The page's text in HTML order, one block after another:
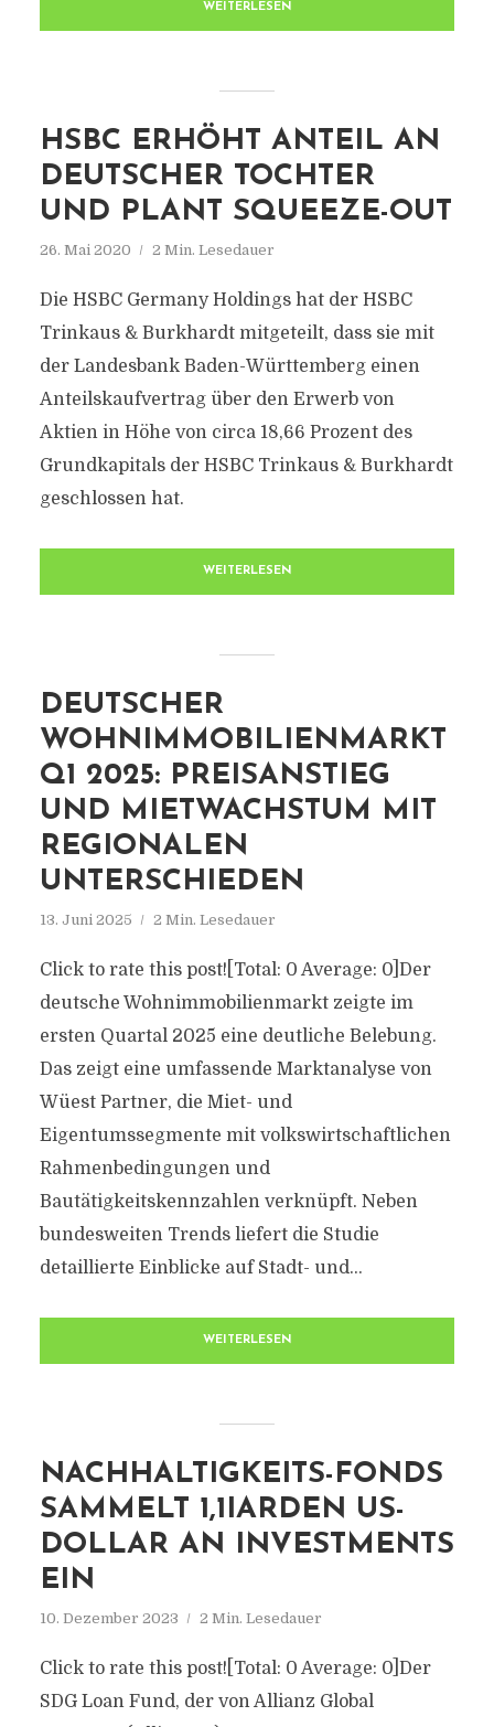
WEITERLESEN
HSBC ERHÖHT ANTEIL AN
DEUTSCHER TOCHTER
UND PLANT SQUEEZE-OUT
26. Mai 2020 2 Min. Lesedauer
Die HSBC Germany Holdings hat der HSBC
Trinkaus & Burkhardt mitgeteilt, dass sie mit
der Landesbank Baden-Württemberg einen
Anteilskaufvertrag über den Erwerb von
Aktien in Höhe von circa 18,66 Prozent des
Grundkapitals der HSBC Trinkaus & Burkhardt
geschlossen hat.
WEITERLESEN
DEUTSCHER
WOHNIMMOBILIENMARKT
Q1 2025: PREISANSTIEG
UND MIETWACHSTUM MIT
REGIONALEN
UNTERSCHIEDEN
13. Juni 2025 2 Min. Lesedauer
Click to rate this post![Total: 0 Average: 0]Der
deutsche Wohnimmobilienmarkt zeigte im
ersten Quartal 2025 eine deutliche Belebung.
Das zeigt eine umfassende Marktanalyse von
Wüest Partner, die Miet- und
Eigentumssegmente mit volkswirtschaftlichen
Rahmenbedingungen und
Bautätigkeitskennzahlen verknüpft. Neben
bundesweiten Trends liefert die Studie
detaillierte Einblicke auf Stadt- und...
WEITERLESEN
NACHHALTIGKEITS-FONDS
SAMMELT 1,1IARDEN US-
DOLLAR AN INVESTMENTS
EIN
10. Dezember 2023 2 Min. Lesedauer
Click to rate this post![Total: 0 Average: 0]Der
SDG Loan Fund, der von Allianz Global